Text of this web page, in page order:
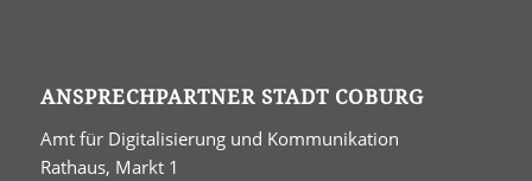
ANSPRECHPARTNER STADT COBURG
Amt für Digitalisierung und Kommunikation
Rathaus, Markt 1